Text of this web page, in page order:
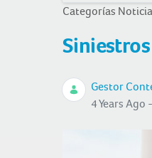
Categorías
Gestor
4 Years Ago